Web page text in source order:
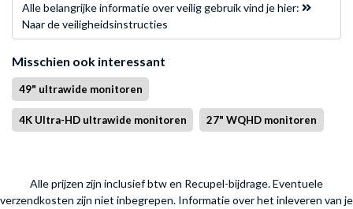
Alle belangrijke informatie over veilig gebruik vind je hier:
Naar de veiligheidsinstructies
Misschien ook interessant
49" ultrawide monitoren
4K Ultra-HD ultrawide monitoren 27" WQHD monitoren
Alle prijzen zijn inclusief btw en Recupel-bijdrage. Eventuele
verzendkosten zijn niet inbegrepen. Informatie over het inleveren van je